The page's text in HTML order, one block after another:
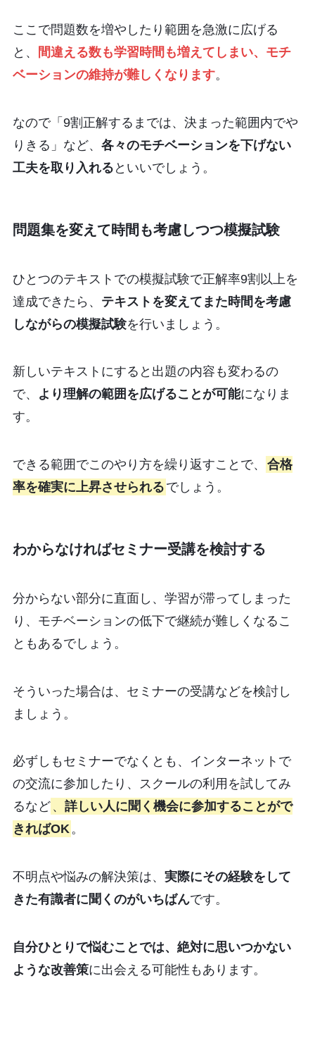
ここで問題数を増やしたり範囲を急激に広げる
と、
間違える数も学習時間も増えてしまい、モチ
ベーションの維持が難しくなります。
なので「9割正解するまでは、決まった範囲内でや
りきる」など、 各々のモチベーションを下げない
工夫を取り入れる といいでしょう。
問題集を変えて時間も考慮しつつ模擬試験
ひとつのテキストでの模擬試験で正解率9割以上を
達成できたら、 テキストを変えてまた時間を考慮
しながらの模擬試験を行いましょう。
新しいテキストにすると出題の内容も変わるの
で、
より理解の範囲を広げることが可能になりま
す。
できる範囲でこのやり方を繰り返すことで、
合格
率を確実に上昇させられる でしょう。
わからなければセミナー受講を検討する
分からない部分に直面し、学習が滞ってしまった
り、モチベーションの低下で継続が難しくなるこ
ともあるでしょう。
そういった場合は、セミナーの受講などを検討し
ましょう。
必ずしもセミナーでなくとも、インターネットで
の交流に参加したり、スクールの利用を試してみ
るなど 、 詳しい人に聞く機会に参加することがで
きればOK。
不明点や悩みの解決策は、 実際にその経験をして
きた有識者に聞くのがいちばんです。
自分ひとりで悩むことでは、絶対に思いつかない
ような改善策に出会える可能性もあります。